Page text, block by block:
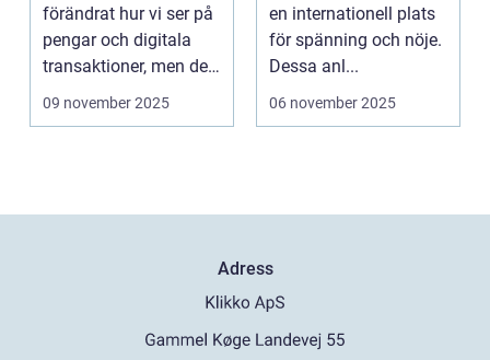
förändrat hur vi ser på
pengar och digitala
transaktioner, men de
...
09 november 2025
en internationell plats
för spänning och nöje.
Dessa anl...
06 november 2025
Adress